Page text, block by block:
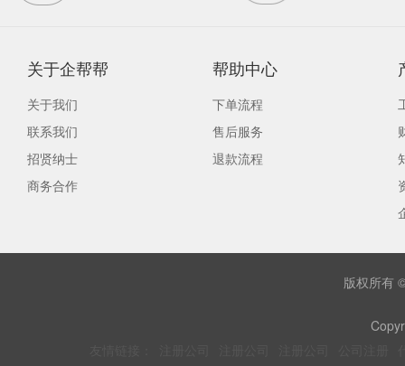
关于企帮帮
关于我们
联系我们
招贤纳士
商务合作
帮助中心
下单流程
售后服务
退款流程
版权所有